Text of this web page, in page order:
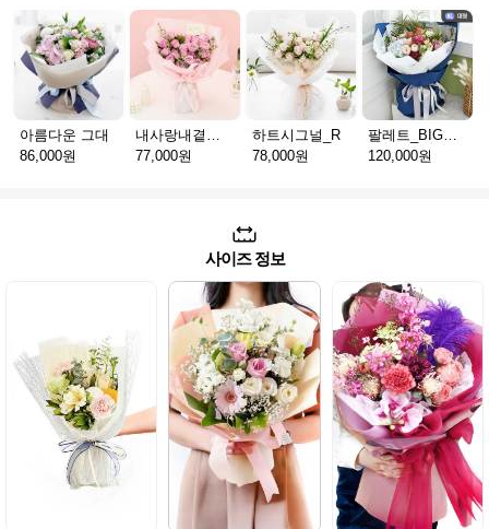
아름다운 그대
86,000원
77,000원
하트시그널_R
78,000원
120,000원
사이즈 정보